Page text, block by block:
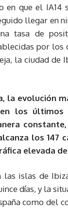
en que el IA14
llegar en
tasa de
por los
la ciudad de
la evolución
los últimos
los
elevada
las islas de
días, y la
como del